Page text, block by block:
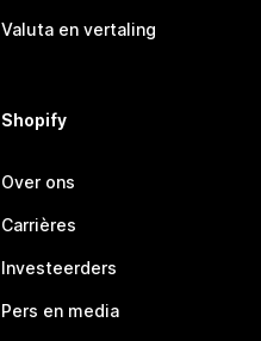
Valuta en vertaling
Shopify
Over ons
Carrières
Investeerders
Pers en media